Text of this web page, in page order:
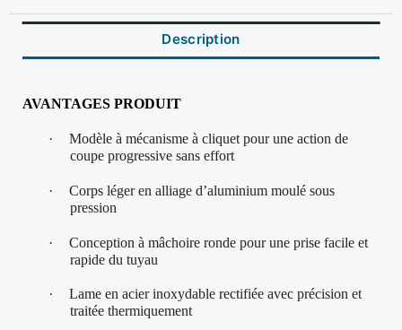
Description
AVANTAGES PRODUIT
·
Modèle à mécanisme à cliquet pour une action de
coupe progressive sans effort
·
Corps léger en alliage d’aluminium moulé sous
pression
·
Conception à mâchoire ronde pour une prise facile et
rapide du tuyau
·
Lame en acier inoxydable rectifiée avec précision et
traitée thermiquement